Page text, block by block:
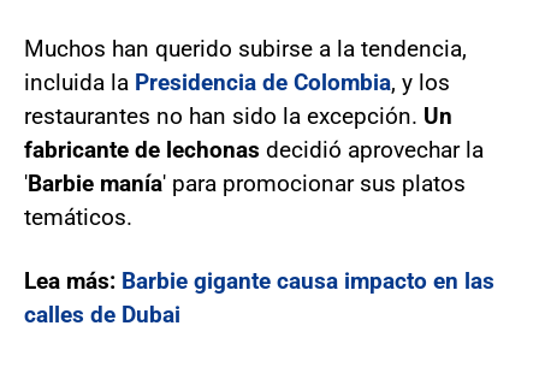
Muchos han querido subirse a la tendencia,
incluida la Presidencia de Colombia, y los
restaurantes no han sido la excepción. Un
fabricante de lechonas decidió aprovechar la
'Barbie manía' para promocionar sus platos
temáticos.
Lea más: Barbie gigante causa impacto en las
calles de Dubai